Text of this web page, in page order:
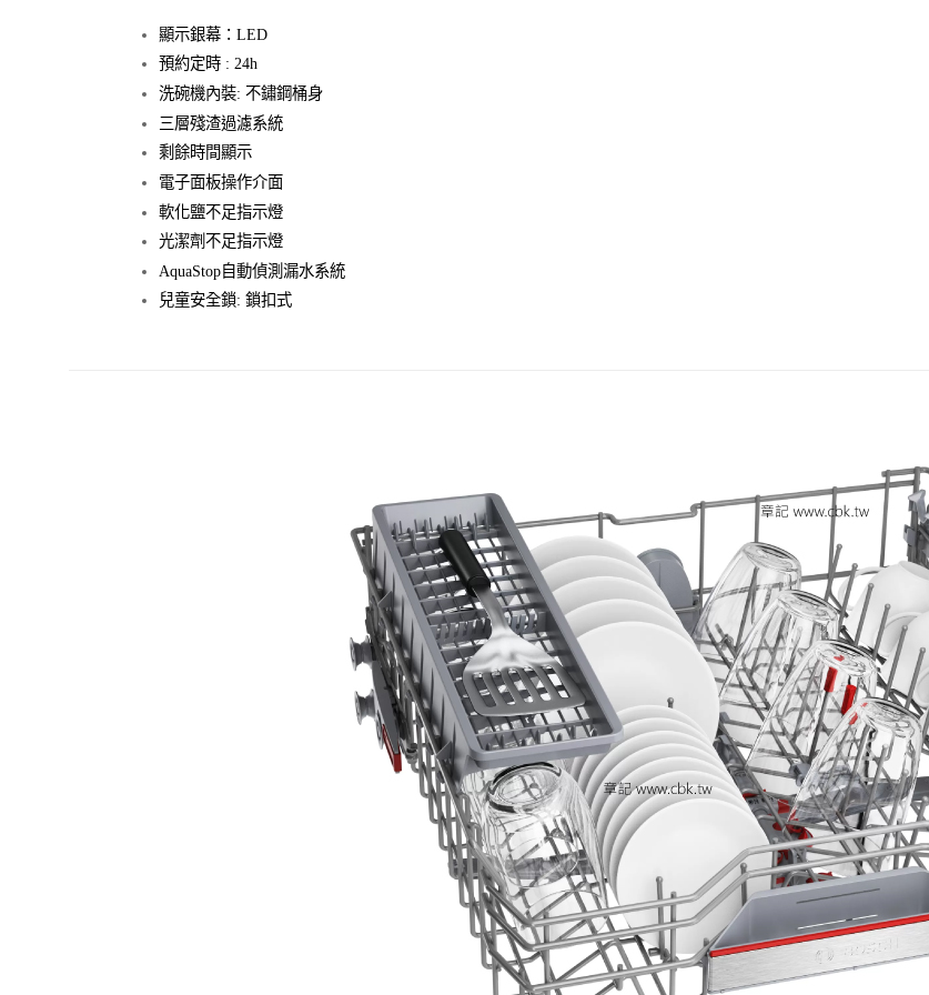
顯示銀幕：LED
預約定時 : 24h
洗碗機內裝: 不鏽鋼桶身
三層殘渣過濾系統
剩餘時間顯示
電子面板操作介面
軟化鹽不足指示燈
光潔劑不足指示燈
AquaStop自動偵測漏水系統
兒童安全鎖: 鎖扣式